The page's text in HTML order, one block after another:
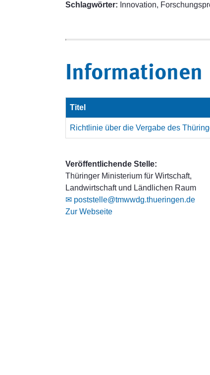
Schlagwörter: Innovation,
Informationen
Titel
Richtlinie über die Vergabe des
Veröffentlichende Stelle:
Thüringer Ministerium für Wirtschaft,
Landwirtschaft und Ländlichen Raum
✉ poststelle@tmwwdg.thueringen.de
Zur Webseite